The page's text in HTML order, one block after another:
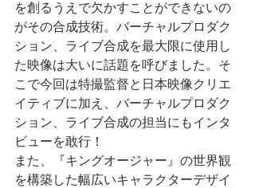
を創るうえで欠かすことができないの
がその合成技術。バーチャルプロダク
ション、ライブ合成を最大限に使用し
た映像は大いに話題を呼びました。そ
こで今回は特撮監督と日本映像クリエ
イティブに加え、バーチャルプロダク
ション、ライブ合成の担当にもインタ
ビューを敢行！
また、『キングオージャー』の世界観
を構築した幅広いキャラクターデザイ